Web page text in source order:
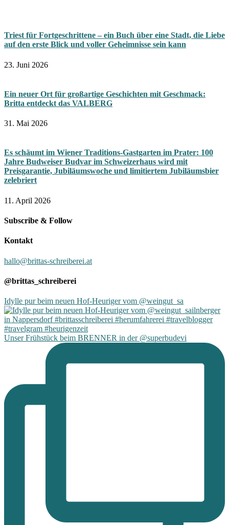
Triest für Fortgeschrittene – ein Buch über eine Stadt, die Liebe
auf den erste Blick und voller Geheimnisse sein kann
23. Juni 2026
Ein neuer Ort für großartige Geschichten mit Geschmack:
Britta entdeckt das VALBERG
31. Mai 2026
Es schäumt im Wiener Traditions-Gastgarten im Prater: 100
Jahre Budweiser Budvar im Schweizerhaus wird mit
Preisgarantie, Jubiläumswoche und limitiertem Jubiläumsbier
zelebriert
11. April 2026
Subscribe & Follow
Kontakt
hallo@brittas-schreiberei.at
@brittas_schreiberei
Idylle pur beim neuen Hof-Heuriger vom @weingut_sa
Unser Frühstück beim BRENNER in der @superbudevi